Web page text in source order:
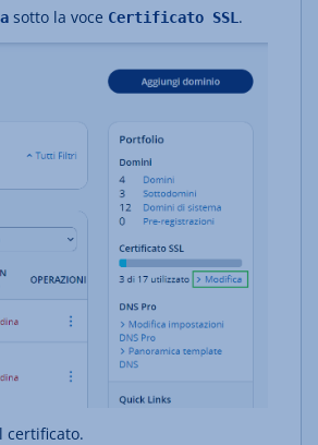
sotto la voce Certificato SSL .
certificato.